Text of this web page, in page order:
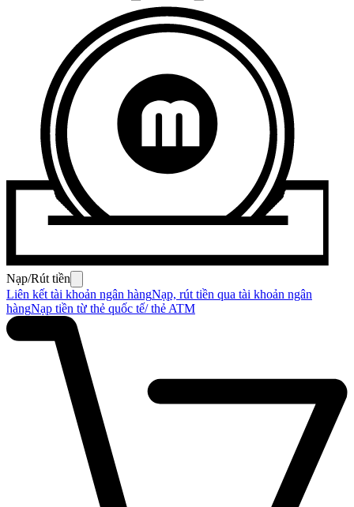
Nạp/Rút tiền
Liên kết tài khoản ngân hàngNạp, rút tiền qua tài khoản ngân
hàngNạp tiền từ thẻ quốc tế/ thẻ ATM